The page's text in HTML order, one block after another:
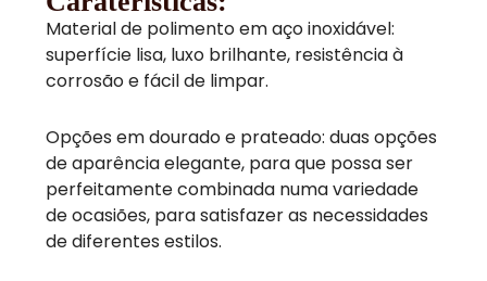
Material de polimento em aço inoxidável:
superfície lisa, luxo brilhante, resistência à
corrosão e fácil de limpar.
Opções em dourado e prateado: duas opções
de aparência elegante, para que possa ser
perfeitamente combinada numa variedade
de ocasiões, para satisfazer as necessidades
de diferentes estilos.